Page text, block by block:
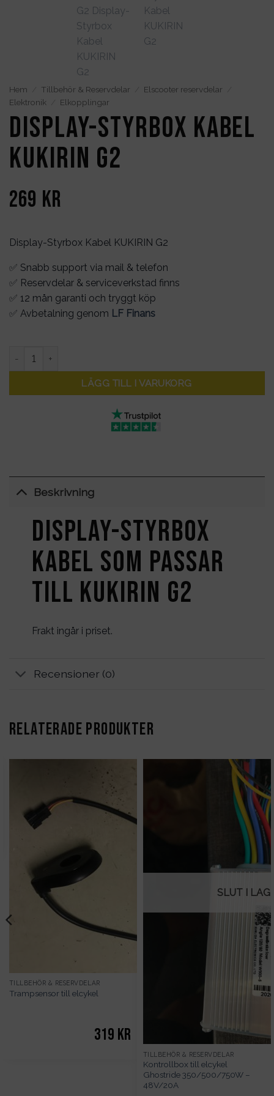
Hem Tillbehör & Reservdelar Elscooter reservdelar
Elektronik
Elkopplingar
Display-Styrbox Kabel
KUKIRIN G2
269 kr
Display-Styrbox Kabel KUKIRIN G2
✅ Snabb support via mail & telefon
✅ Reservdelar & serviceverkstad finns
✅ 12 mån garanti och tryggt köp
✅ Avbetalning genom LF Finans
Display-Styrbox Kabel KUKIRIN G2 mängd
LÄGG TILL I VARUKORG
Beskrivning
Display-Styrbox
Kabel som passar
till KUKIRIN G2
Frakt ingår i priset.
Recensioner (0)
RELATERADE PRODUKTER
TILLBEHÖR & RESERVDELAR
Trampsensor till elcykel
319 kr
SLUT I
TILLBEHÖR & RESERVDELAR
Kontrollbox till elcykel
Ghostride 350/500/750W –
48V/20A